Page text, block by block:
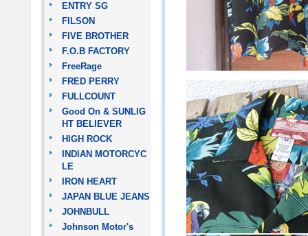
ENTRY SG
FILSON
FIVE BROTHER
F.O.B FACTORY
FreeRage
FRED PERRY
FULLCOUNT
Good On & SUNLIG
HT BELIEVER
HIGH ROCK
INDIAN MOTORCYC
LE
IRON HEART
JAPAN BLUE JEANS
JOHNBULL
Johnson Motor's